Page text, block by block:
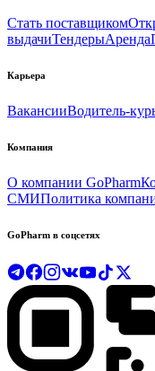
Стать поставщиком
выдачиТендерыАренда
Карьера
ВакансииВодитель-
Компания
О компании GoPharm
СМИПолитика
GoPharm в соцсетях